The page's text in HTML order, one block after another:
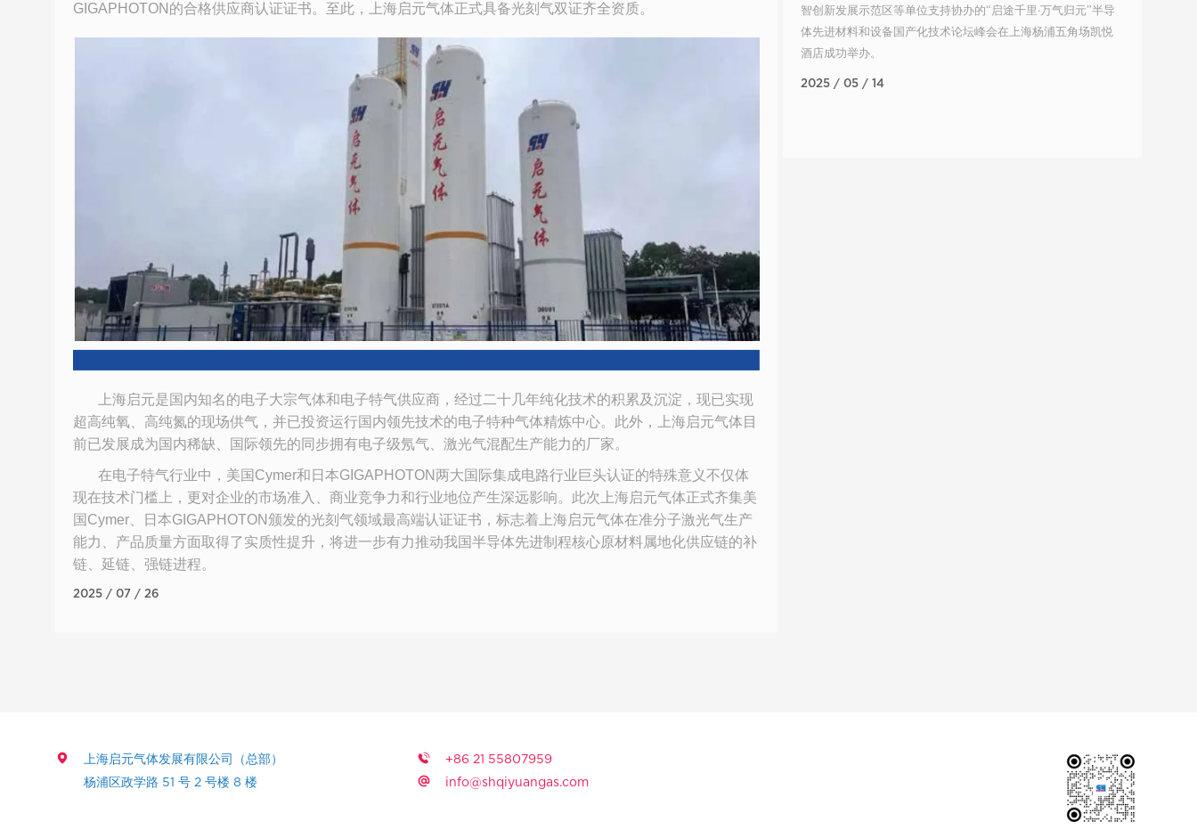
GIGAPHOTON的合格供应商认证证书。至此，上海启元气体正式具备光刻气双证齐全资质。
上海启元是国内知名的电子大宗气体和电子特气供应商，经过二十几年纯化技术的积累及沉淀，现已实现
超高纯氧、高纯氮的现场供气，并已投资运行国内领先技术的电子特种气体精炼中心。此外，上海启元气体目
前已发展成为国内稀缺、国际领先的同步拥有电子级氖气、激光气混配生产能力的厂家。
在电子特气行业中，美国Cymer和日本GIGAPHOTON两大国际集成电路行业巨头认证的特殊意义不仅体
现在技术门槛上，更对企业的市场准入、商业竞争力和行业地位产生深远影响。此次上海启元气体正式齐集美
国Cymer、日本GIGAPHOTON颁发的光刻气领域最高端认证证书，标志着上海启元气体在准分子激光气生产
能力、产品质量方面取得了实质性提升，将进一步有力推动我国半导体先进制程核心原材料属地化供应链的补
链、延链、强链进程。
2025 / 07 / 26
智创新发展示范区等单位支持协办的“启途千里·万气归元”半导
体先进材料和设备国产化技术论坛峰会在上海杨浦五角场凯悦
酒店成功举办。
2025 / 05 / 14
上海启元气体发展有限公司（总部）
杨浦区政学路 51 号 2 号楼 8 楼
+86 21 55807959
info@shqiyuangas.com